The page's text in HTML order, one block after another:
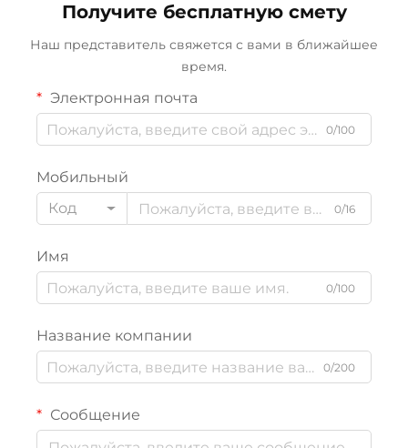
Получите бесплатную смету
Наш представитель свяжется с вами в ближайшее
время.
Электронная почта
0/100
Мобильный
Код
0/16
Имя
0/100
Название компании
0/200
Сообщение